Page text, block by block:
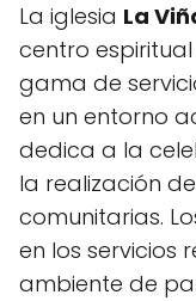
La iglesia La
centro
gama de
en un entorno
dedica a la
la realización
comunitarias.
en los servicios
ambiente de